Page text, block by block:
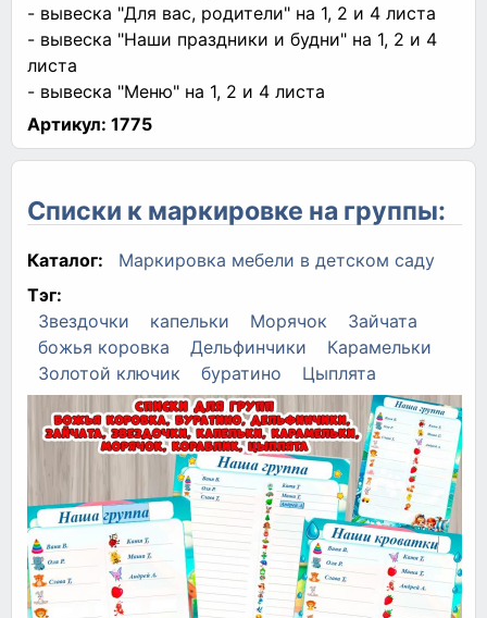
- вывеска "Для вас, родители" на 1, 2 и 4 листа
- вывеска "Наши праздники и будни" на 1, 2 и 4
листа
- вывеска "Меню" на 1, 2 и 4 листа
Артикул: 1775
Списки к маркировке на группы:
Каталог:
Маркировка мебели в детском саду
Тэг:
Звездочки
капельки Морячок
Зайчата
божья коровка
Дельфинчики
Карамельки
Золотой ключик
буратино Цыплята